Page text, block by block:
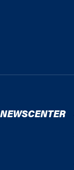
NEWSCENTER